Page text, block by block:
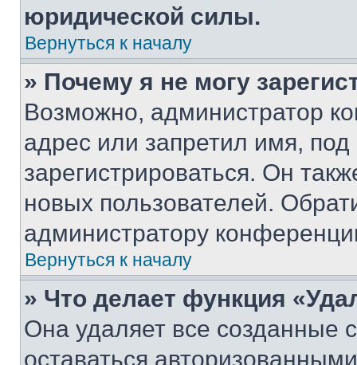
юридической силы.
Вернуться к началу
» Почему я не могу
Возможно, администратор
адрес или запретил имя,
зарегистрироваться. Он
новых пользователей.
администратору
Вернуться к началу
» Что делает функция
Она удаляет все созданные
оставаться